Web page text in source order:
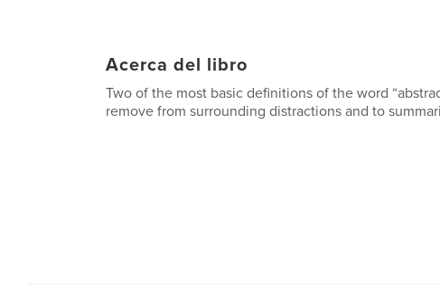
Acerca del libro
Two of the most basic definitions of the word
remove from surrounding distractions and to